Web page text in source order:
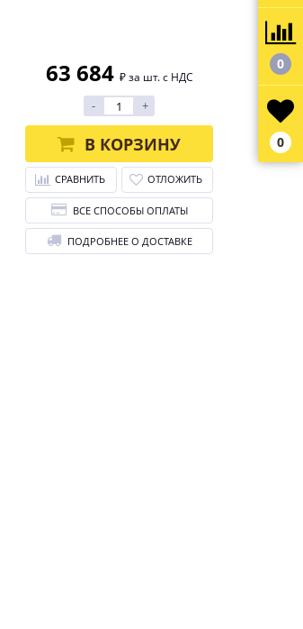
63 684 ₽ за шт. с НДС
- +
В КОРЗИНУ
СРАВНИТЬ ОТЛОЖИТЬ
ВСЕ СПОСОБЫ ОПЛАТЫ
ПОДРОБНЕЕ О ДОСТАВКЕ
0
0